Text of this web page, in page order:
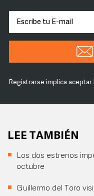
Registrarse implica aceptar
LEE TAMBIÉN
Los dos estrenos
octubre
Guillermo del Toro